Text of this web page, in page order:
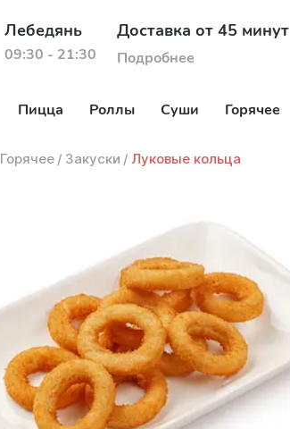
Лебедянь
09:30 - 21:30
Доставка от 45 минут
Подробнее
Пицца Роллы Суши Горячее
Горячее / Закуски / Луковые кольца